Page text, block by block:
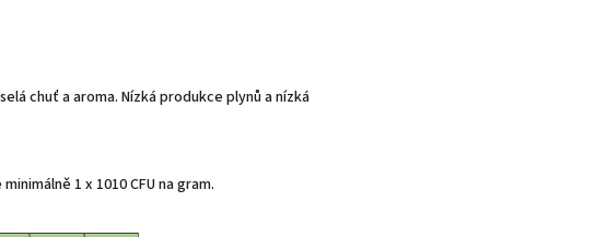
chuť a aroma. Nízká produkce plynů a nízká
1 x 1010 CFU na gram.